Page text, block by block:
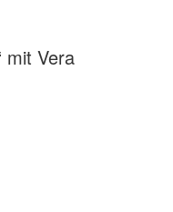
mit Vera